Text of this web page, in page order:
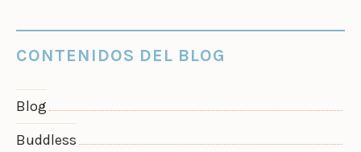
CONTENIDOS DEL BLOG
Blog
Buddless